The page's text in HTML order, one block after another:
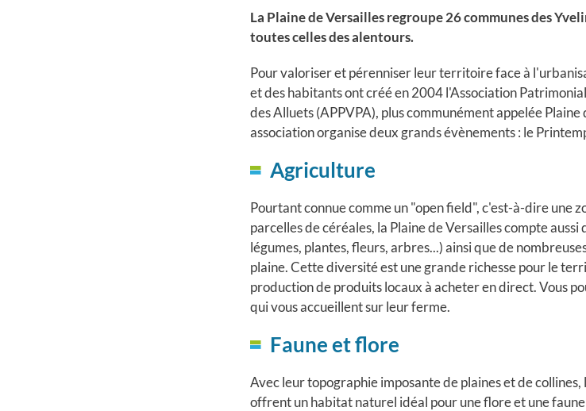
La Plaine de Versailles regroupe 26 communes des
toutes celles des alentours.
Pour valoriser et pérenniser leur territoire face à
et des habitants ont créé en 2004 l'Association
des Alluets (APPVPA), plus communément appelée
association organise deux grands évènements : le
Agriculture
Pourtant connue comme un "open field", c'est-à-dire une
parcelles de céréales, la Plaine de Versailles compte
légumes, plantes, fleurs, arbres...) ainsi que de
plaine. Cette diversité est une grande richesse pour le
production de produits locaux à acheter en direct. Vous
qui vous accueillent sur leur ferme.
Faune et flore
Avec leur topographie imposante de plaines et de
offrent un habitat naturel idéal pour une flore et une